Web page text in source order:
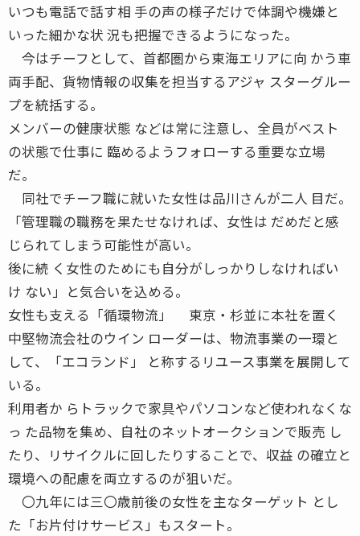
いつも電話で話す相 手の声の様子だけで体調や機嫌と
いった細かな状 況も把握できるようになった。
今はチーフとして、首都圏から東海エリアに向 かう車
両手配、貨物情報の収集を担当するアジャ スターグルー
プを統括する。
メンバーの健康状態 などは常に注意し、全員がベスト
の状態で仕事に 臨めるようフォローする重要な立場
だ。
同社でチーフ職に就いた女性は品川さんが二人 目だ。
「管理職の職務を果たせなければ、女性は だめだと感
じられてしまう可能性が高い。
後に続 く女性のためにも自分がしっかりしなければい
け ない」と気合いを込める。
女性も支える「循環物流」 東京・杉並に本社を置く
中堅物流会社のウイン ローダーは、物流事業の一環と
して、「エコランド」 と称するリユース事業を展開して
いる。
利用者か らトラックで家具やパソコンなど使われなくな
っ た品物を集め、自社のネットオークションで販売 し
たり、リサイクルに回したりすることで、収益 の確立と
環境への配慮を両立するのが狙いだ。
〇九年には三〇歳前後の女性を主なターゲット とし
た「お片付けサービス」もスタート。